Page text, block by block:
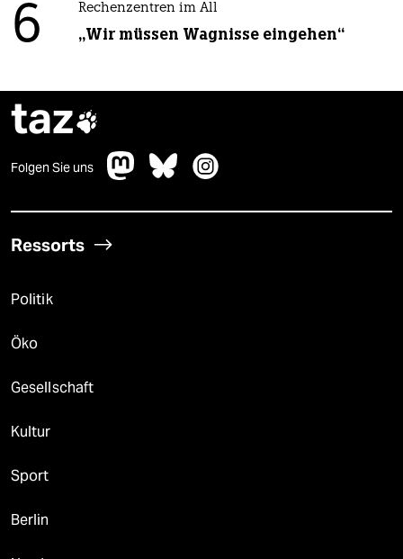
6 Rechenzentren im All
„Wir müssen Wagnisse eingehen“
taz
Folgen Sie uns
Ressorts
Politik
Öko
Gesellschaft
Kultur
Sport
Berlin